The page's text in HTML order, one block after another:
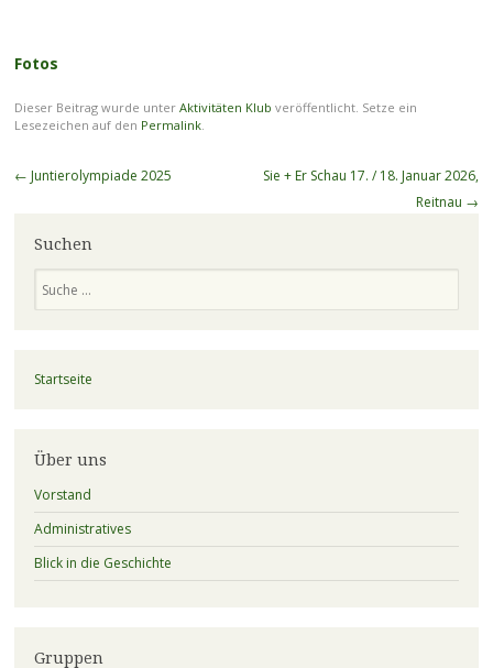
Fotos
Dieser Beitrag wurde unter Aktivitäten Klub veröffentlicht. Setze ein
Lesezeichen auf den Permalink.
Beitragsnavigation
← Juntierolympiade 2025
Sie + Er Schau 17. / 18. Januar 2026,
Reitnau →
Suchen
Startseite
Über uns
Vorstand
Administratives
Blick in die Geschichte
Gruppen